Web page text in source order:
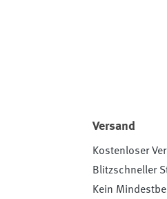
Versand
Kostenloser
Blitzschneller
Kein